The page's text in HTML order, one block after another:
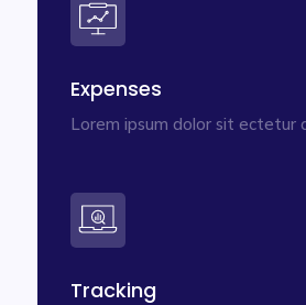
Expenses
Lorem ipsum dolor sit ectetur
Tracking